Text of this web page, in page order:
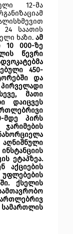
12-მა
24 საათის
ხაზი. ამ
000-ზე
წევრი
450-
და
მათი
დაიცვეს
მდე პირს
ეტაპზეა.
აქციების
ქსელის
სამართლის